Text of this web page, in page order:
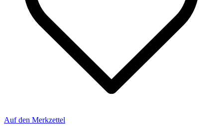
Auf den Merkzettel